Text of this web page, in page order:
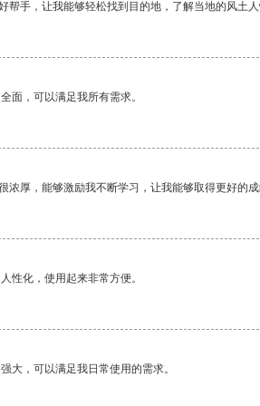
帮手，让我能够轻松找到目的地，了解当地的风土人
面，可以满足我所有需求。
浓厚，能够激励我不断学习，让我能够取得更好的成
性化，使用起来非常方便。
大，可以满足我日常使用的需求。